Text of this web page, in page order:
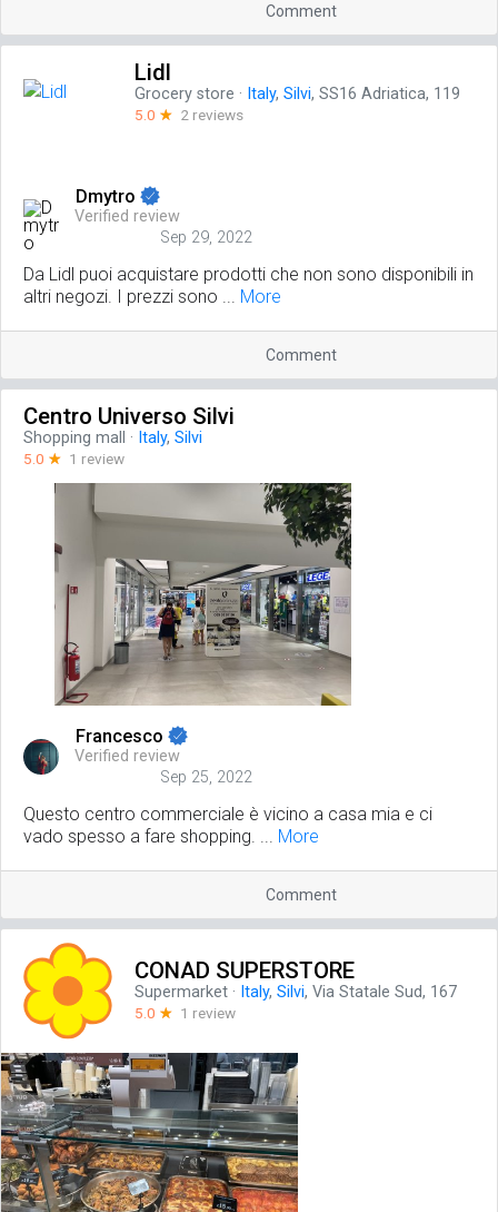
Comment
Lidl
Grocery store · Italy, Silvi, SS16 Adriatica, 119
5.0 ☆ 2 reviews
Dmytro
Verified review
Sep 29, 2022
Da Lidl puoi acquistare prodotti che non sono disponibili in
altri negozi. I prezzi sono ... More
Comment
Centro Universo Silvi
Shopping mall · Italy, Silvi
5.0 ☆ 1 review
Francesco
Verified review
Sep 25, 2022
Questo centro commerciale è vicino a casa mia e ci
vado spesso a fare shopping. ... More
Comment
CONAD SUPERSTORE
Supermarket · Italy, Silvi, Via Statale Sud, 167
5.0 ☆ 1 review